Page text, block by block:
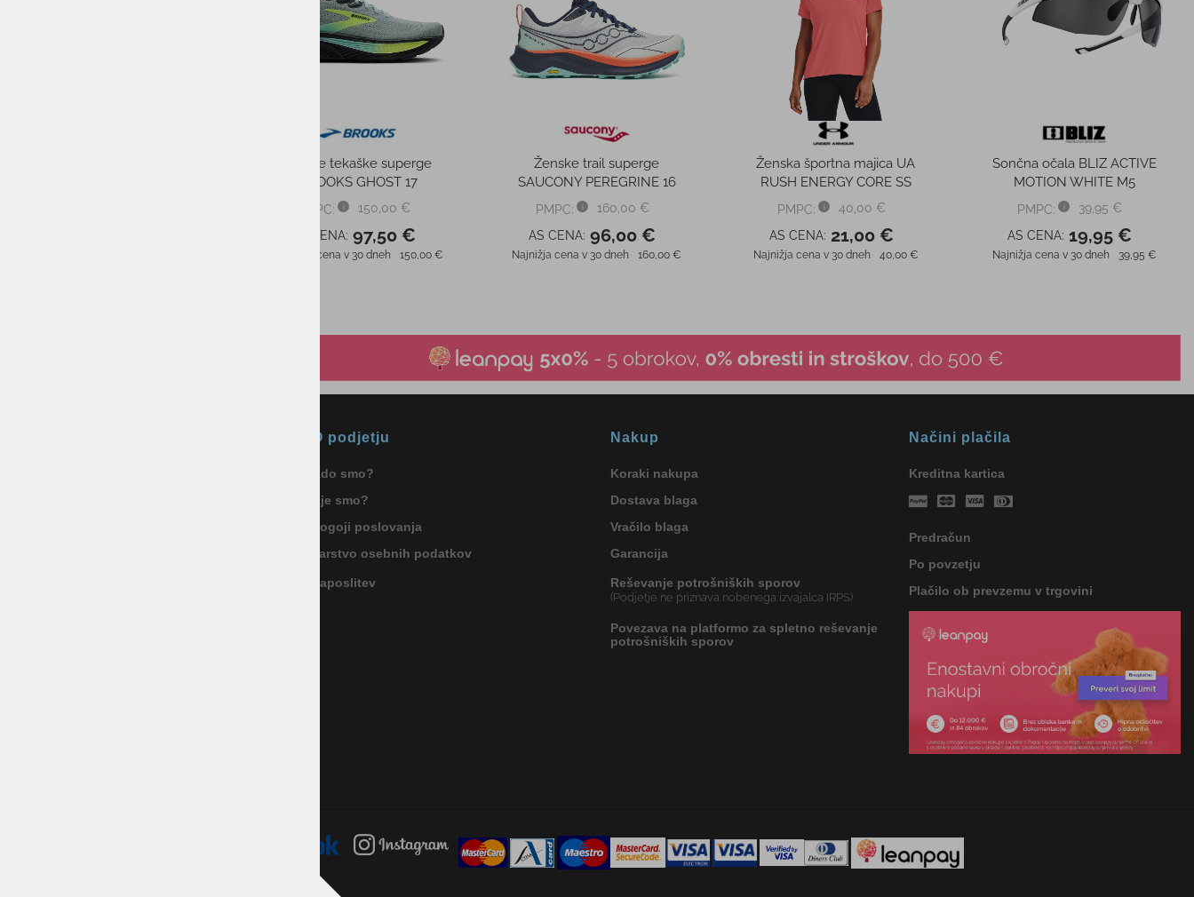
Moške tekaške superge
BROOKS GHOST 17
PMPC:
150,00 €
AS CENA: 97,50 €
Najnižja cena v 30 dneh 150,00 €
Ženske trail superge
SAUCONY PEREGRINE 16
PMPC:
160,00 €
AS CENA: 96,00 €
Najnižja cena v 30 dneh 160,00 €
Ženska športna majica UA
RUSH ENERGY CORE SS
PMPC:
40,00 €
AS CENA: 21,00 €
Najnižja cena v 30 dneh 40,00 €
Sončna očala BLIZ ACTIVE
MOTION WHITE M5
PMPC:
39,95 €
AS CENA: 19,95 €
Najnižja cena v 30 dneh 39,95 €
O podjetju
Kdo smo?
Kje smo?
Pogoji poslovanja
Varstvo osebnih podatkov
Zaposlitev
Nakup
Koraki nakupa
Dostava blaga
Vračilo blaga
Garancija
Reševanje potrošniških sporov
(Podjetje ne priznava nobenega izvajalca IRPS)
Povezava na platformo za spletno reševanje
potrošniških sporov
Načini plačila
Kreditna kartica
Predračun
Po povzetju
Plačilo ob prevzemu v trgovini